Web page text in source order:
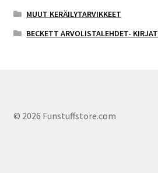
MUUT KERÄILYTARVIKKEET
BECKETT ARVOLISTALEHDET- KIRJAT
© 2026 Funstuffstore.com